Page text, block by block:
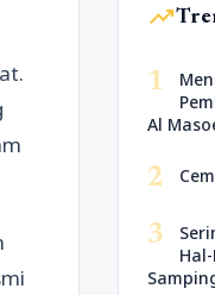
trending_up
1
Al
2
3